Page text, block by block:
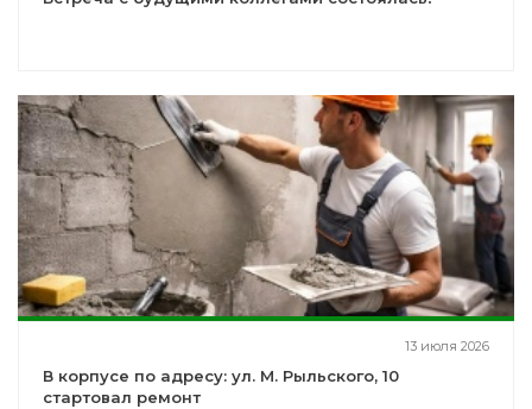
13 июля 2026
В корпусе по адресу: ул. М. Рыльского, 10
стартовал ремонт